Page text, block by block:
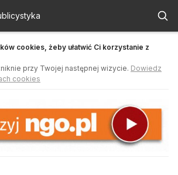
- ngo.pl
cookies, żeby ułatwić Ci korzystanie z
przy Twojej następnej wizycie. Dowiedz
cookies